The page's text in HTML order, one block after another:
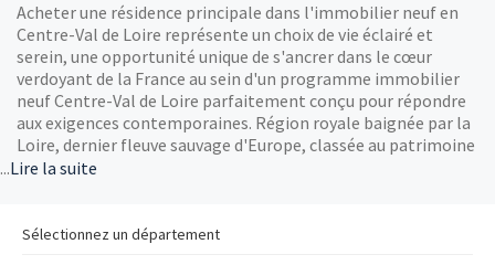
Acheter une résidence principale dans l'immobilier neuf en
Centre-Val de Loire représente un choix de vie éclairé et
serein, une opportunité unique de s'ancrer dans le cœur
verdoyant de la France au sein d'un programme immobilier
neuf Centre-Val de Loire parfaitement conçu pour répondre
aux exigences contemporaines. Région royale baignée par la
Loire, dernier fleuve sauvage d'Europe, classée au patrimoine
mondial de l'UNESCO, le Centre-Val de Loire séduit par son
préservée. Choisir un programme immobilier neuf Centre-Val
...Lire la suite
Sélectionnez un département